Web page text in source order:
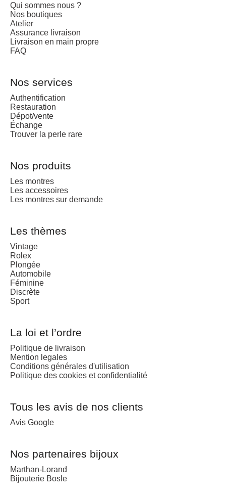
Qui sommes nous ?
Nos boutiques
Atelier
Assurance livraison
Livraison en main propre
FAQ
Nos services
Authentification
Restauration
Dépot/vente
Échange
Trouver la perle rare
Nos produits
Les montres
Les accessoires
Les montres sur demande
Les thèmes
Vintage
Rolex
Plongée
Automobile
Féminine
Discrète
Sport
La loi et l’ordre
Politique de livraison
Mention legales
Conditions générales d'utilisation
Politique des cookies et confidentialité
Tous les avis de nos clients
Avis Google
Nos partenaires bijoux
Marthan-Lorand
Bijouterie Bosle